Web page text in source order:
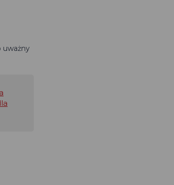
uważny